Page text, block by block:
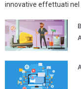
innovative effettuati nel